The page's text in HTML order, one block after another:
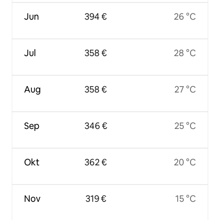
Jun
Jul
Aug
Sep
Okt
Nov
394 €
358 €
358 €
346 €
362 €
319 €
26 °C
28 °C
27 °C
25 °C
20 °C
15 °C